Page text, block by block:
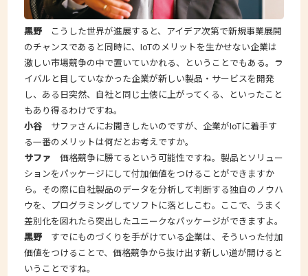
黒野 こうした世界が進展すると、アイデア次第で新規事業展開
のチャンスであると同時に、IoTのメリットを生かせない企業は
激しい市場競争の中で置いていかれる、ということでもある。ラ
イバルと目していなかった企業が新しい製品・サービスを開発
し、ある日突然、自社と同じ土俵に上がってくる、といったこと
もあり得るわけですね。
小谷 サファさんにお聞きしたいのですが、企業がIoTに着手す
る一番のメリットは何だとお考えですか。
サファ価格競争に勝てるという可能性ですね。製品とソリュー
ションをパッケージにして付加価値をつけることができますか
ら。その際に自社製品のデータを分析して判断する独自のノウハ
ウを、プログラミングしてソフトに落としこむ。ここで、うまく
差別化を図れたら突出したユニークなパッケージができますよ。
黒野 すでにものづくりを手がけている企業は、そういった付加
価値をつけることで、価格競争から抜け出す新しい道が開けると
いうことですね。